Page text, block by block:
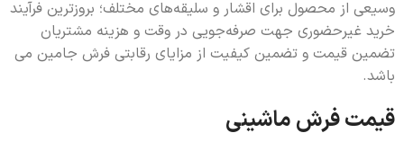
وسیعی از محصول برای اقشار و سلیقه‌های مختلف؛ بروزترین فرآیند
خرید غیرحضوری جهت صرفه‌جویی در وقت و هزینه مشتریان
تضمین قیمت و تضمین کیفیت از مزایای رقابتی فرش جامین می
باشد.
قیمت فرش ماشینی